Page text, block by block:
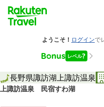
長野県諏訪湖上諏訪温泉
上諏訪温泉 民宿すわ湖